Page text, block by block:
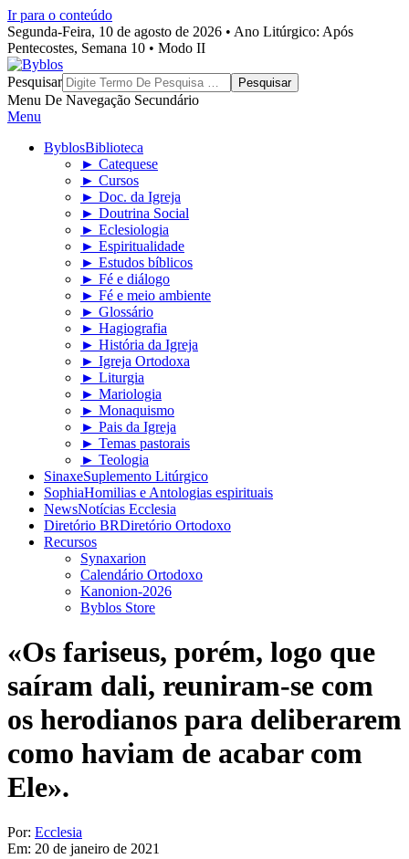
Ir para o conteúdo
Segunda-Feira, 10 de agosto de 2026 • Ano Litúrgico: Após
Pentecostes, Semana 10 • Modo II
Byblos
Pesquisar
Menu De Navegação Secundário
Menu
ByblosBiblioteca
► Catequese
► Cursos
► Doc. da Igreja
► Doutrina Social
► Eclesiologia
► Espiritualidade
► Estudos bíblicos
► Fé e diálogo
► Fé e meio ambiente
► Glossário
► Hagiografia
► História da Igreja
► Igreja Ortodoxa
► Liturgia
► Mariologia
► Monaquismo
► Pais da Igreja
► Temas pastorais
► Teologia
SinaxeSuplemento Litúrgico
SophiaHomilias e Antologias espirituais
NewsNotícias Ecclesia
Diretório BRDiretório Ortodoxo
Recursos
Synaxarion
Calendário Ortodoxo
Kanonion-2026
Byblos Store
«Os fariseus, porém, logo que
saíram dali, reuniram-se com
os herodianos para deliberarem
como haviam de acabar com
Ele».
Por: Ecclesia
Em: 20 de janeiro de 2021